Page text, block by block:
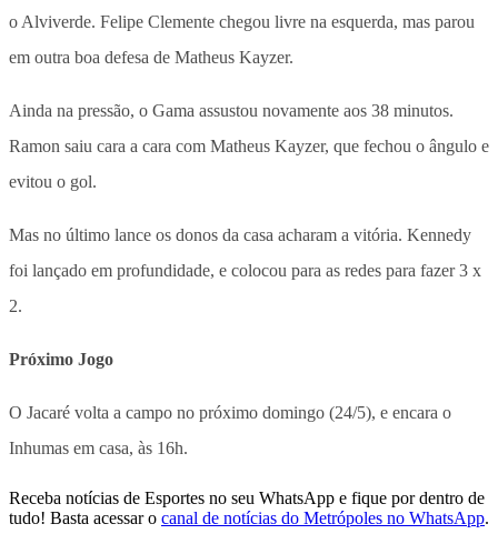
o Alviverde. Felipe Clemente chegou livre na esquerda, mas parou
em outra boa defesa de Matheus Kayzer.
Ainda na pressão, o Gama assustou novamente aos 38 minutos.
Ramon saiu cara a cara com Matheus Kayzer, que fechou o ângulo e
evitou o gol.
Mas no último lance os donos da casa acharam a vitória. Kennedy
foi lançado em profundidade, e colocou para as redes para fazer 3 x
2.
Próximo Jogo
O Jacaré volta a campo no próximo domingo (24/5), e encara o
Inhumas em casa, às 16h.
Receba notícias de Esportes no seu WhatsApp e fique por dentro de
tudo! Basta acessar o canal de notícias do Metrópoles no WhatsApp.